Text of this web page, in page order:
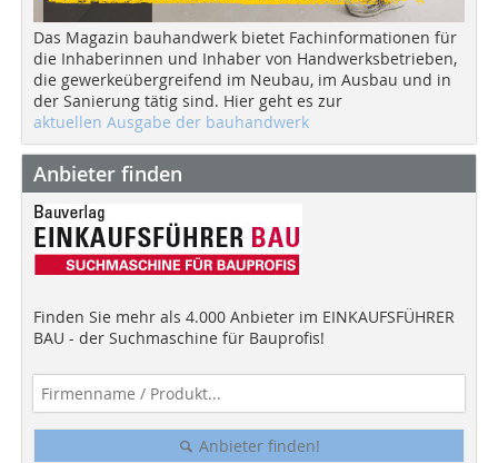
Das Magazin bauhandwerk bietet Fachinformationen für
die Inhaberinnen und Inhaber von Handwerksbetrieben,
die gewerkeübergreifend im Neubau, im Ausbau und in
der Sanierung tätig sind. Hier geht es zur
aktuellen Ausgabe der bauhandwerk
Anbieter finden
Finden Sie mehr als 4.000 Anbieter im EINKAUFSFÜHRER
BAU - der Suchmaschine für Bauprofis!
Anbieter finden!